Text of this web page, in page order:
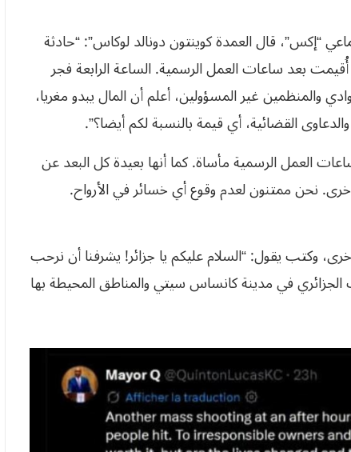
“إكس”، قال العمدة كوينتون دونالد لوكاس”: “حادثة
بعد ساعات العمل الرسمية. الساعة الرابعة فجر
غير المسؤولين، أعلم أن المال يبدو مغريا،
القضائية، أي قيمة بالنسبة لكم أيضا؟”.
العمل الرسمية مأساة. كما أنها بعيدة كل البعد عن
أخرى. نحن ممتنون لعدم وقوع أي خسائر في الأرواح.
وكتب يقول: “السلام عليكم يا جزائر! يشرفنا أن نرحب
في مدينة كانساس سيتي والمناطق المحيطة بها